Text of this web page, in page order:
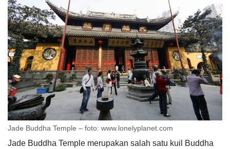
Jade Buddha Temple – foto: www.lonelyplanet.com
Jade Buddha Temple merupakan salah satu kuil Buddha